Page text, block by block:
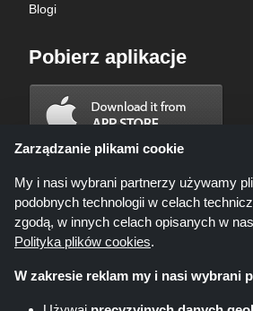
Blogi
Pobierz aplikacje
Zarządzanie plikami cookie
My i nasi wybrani partnerzy używamy
podobnych technologii w celach
zgodą, w innych celach opisanych w
Polityka plików cookies.
W zakresie reklam my i nasi wybrani